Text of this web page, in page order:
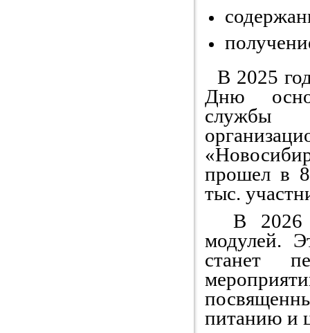
В 2025
Дню
службы
прошел в
тыс.
В 2026
модулей.
станет
питанию и